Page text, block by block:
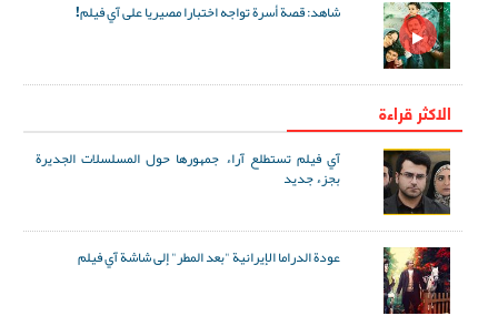
شاهد: قصة أسرة تواجه اختبارا مصيريا على آي فيلم!
الاكثر قراءة
آي فيلم تستطلع آراء جمهورها حول المسلسلات الجديرة
بجزء جديد
عودة الدراما الإيرانية "بعد المطر" إلى شاشة آي فيلم